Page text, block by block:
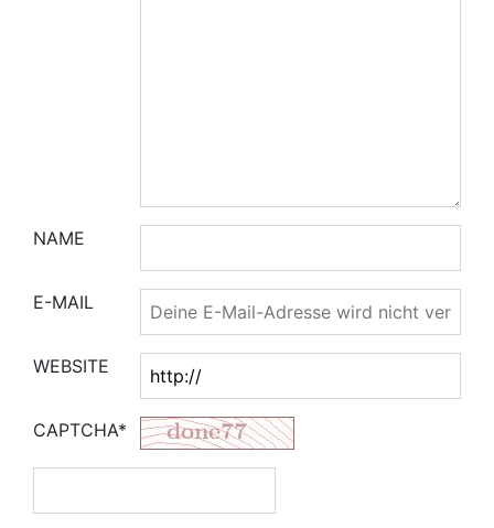
NAME
E-MAIL
WEBSITE
CAPTCHA*